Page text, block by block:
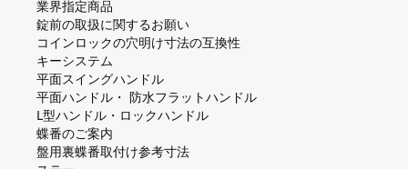
業界指定商品
錠前の取扱に関するお願い
コインロックの⽳明け⼨法の互換性
キーシステム
平⾯スイングハンドル
平⾯ハンドル・ 防⽔フラットハンドル
L型ハンドル・ロックハンドル
蝶番のご案内
盤⽤裏蝶番取付け参考⼨法